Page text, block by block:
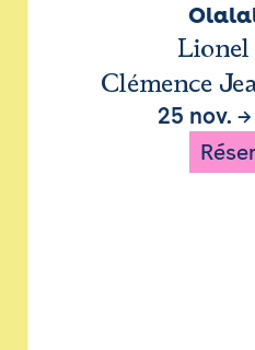
Clémence
25 nov. →